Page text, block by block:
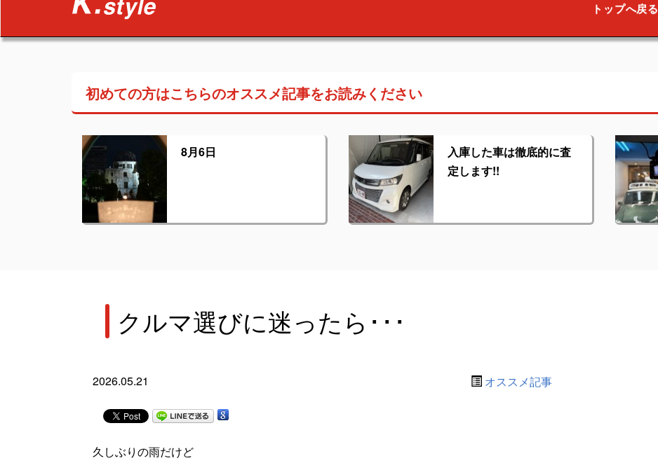
トップへ戻る
初めての方はこちらのオススメ記事をお読みください
8月6日
入庫した車は徹底的に査
定します!!
クルマ選びに迷ったら･･･
2026.05.21 オススメ記事
久しぶりの雨だけど